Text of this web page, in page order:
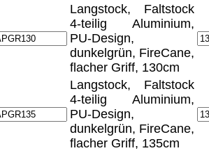
Langstock, Faltstock
4-teilig Aluminium,
PU-Design,
dunkelgrün, FireCane,
flacher Griff, 130cm
Langstock, Faltstock
4-teilig Aluminium,
PU-Design,
dunkelgrün, FireCane,
flacher Griff, 135cm